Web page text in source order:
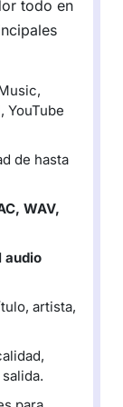
todo en
YouTube
de hasta
WAV,
audio
artista,